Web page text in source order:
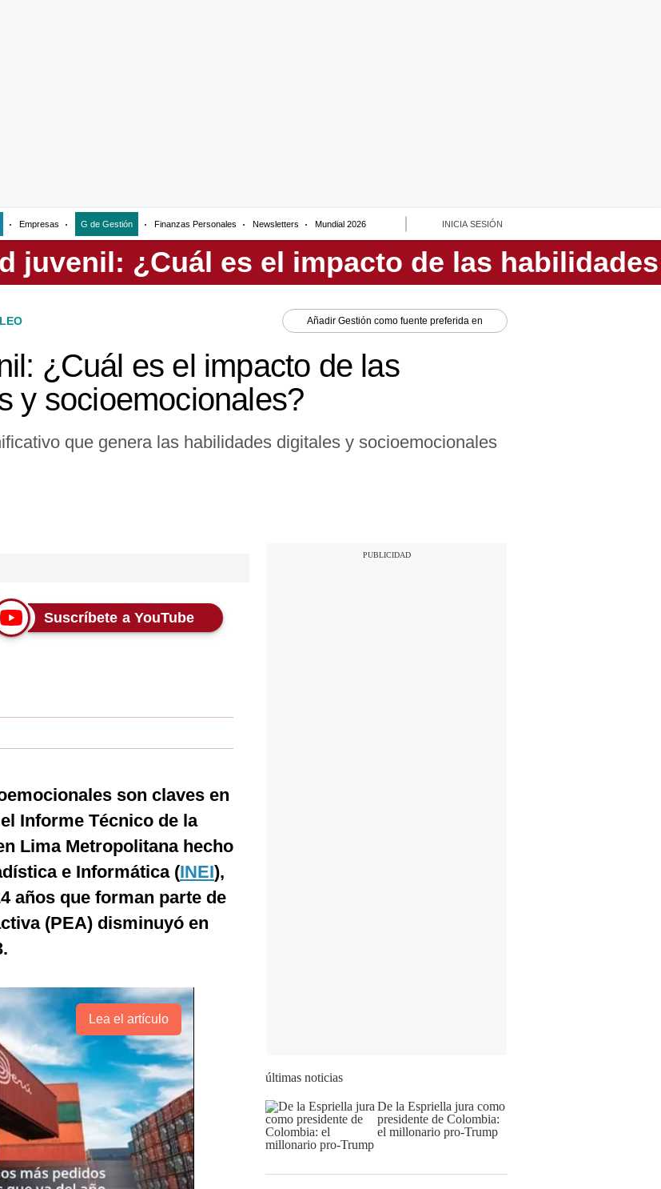
Empresas G de Gestión Finanzas Personales Newsletters Mundial 2026 INICIA SESIÓN
Añadir Gestión como fuente preferida en
¿Cuál es el impacto de las
y socioemocionales?
que genera las habilidades digitales y socioemocionales
Suscríbete a YouTube
son claves en
Informe Técnico de la
Lima Metropolitana hecho
e Informática (INEI),
años que forman parte de
(PEA) disminuyó en
Lea el artículo
últimas noticias
De la Espriella jura como
presidente de Colombia:
el millonario pro-Trump